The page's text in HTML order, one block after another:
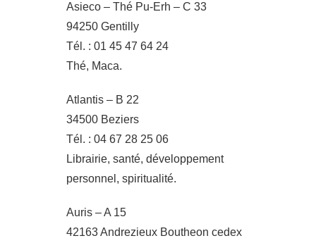
Asieco – Thé Pu-Erh – C 33
94250 Gentilly
Tél. : 01 45 47 64 24
Thé, Maca.
Atlantis – B 22
34500 Beziers
Tél. : 04 67 28 25 06
Librairie, santé, développement
personnel, spiritualité.
Auris – A 15
42163 Andrezieux Boutheon cedex